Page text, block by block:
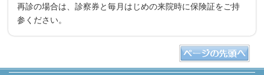
再診の場合は、診察券と毎月はじめの来院時に保険証をご持
参ください。